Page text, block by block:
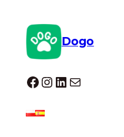
Dogo
Dogo facebook InstagramLinkedIn E-mail